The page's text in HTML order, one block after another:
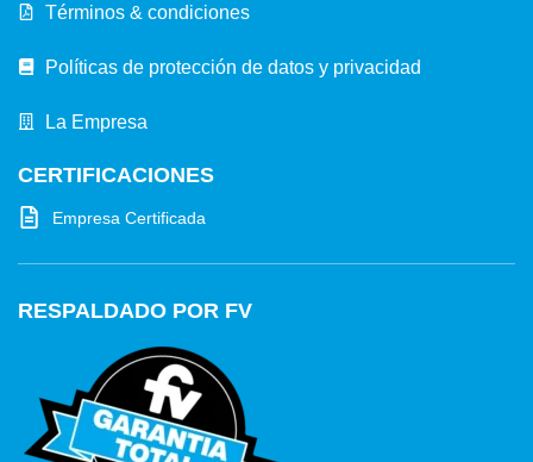
Términos & condiciones
Políticas de protección de datos y privacidad
La Empresa
CERTIFICACIONES
Empresa Certificada
RESPALDADO POR FV